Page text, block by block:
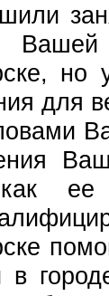
Вашей
но
для
в